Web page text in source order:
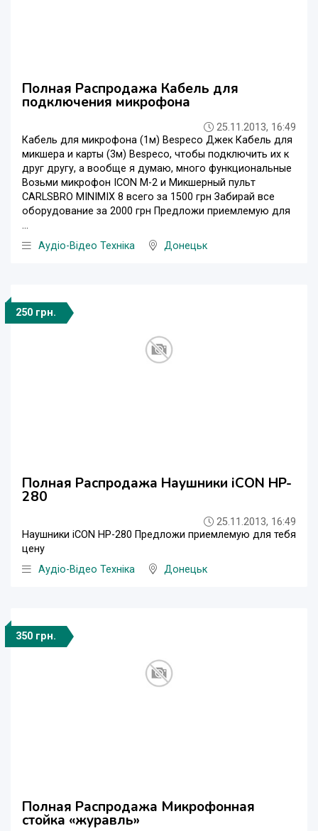
Полная Распродажа Кабель для
подключения микрофона
25.11.2013, 16:49
Кабель для микрофона (1м) Bespeco Джек Кабель для
микшера и карты (3м) Bespeco, чтобы подключить их к
друг другу, а вообще я думаю, много функциональные
Возьми микрофон ICON M-2 и Микшерный пульт
CARLSBRO MINIMIX 8 всего за 1500 грн Забирай все
оборудование за 2000 грн Предложи приемлемую для
...
Аудіо-Відео Техніка
Донецьк
250 грн.
Полная Распродажа Наушники iCON HP-
280
25.11.2013, 16:49
Наушники iCON HP-280 Предложи приемлемую для тебя
цену
Аудіо-Відео Техніка
Донецьк
350 грн.
Полная Распродажа Микрофонная
стойка «журавль»